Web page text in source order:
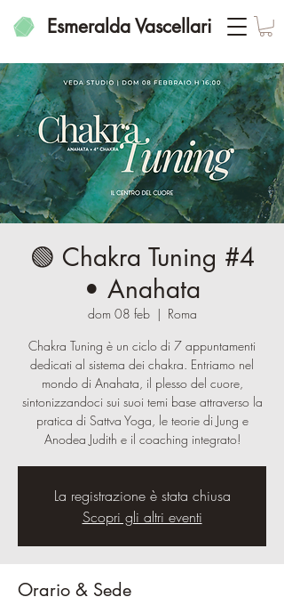
Esmeralda Vascellari
🟢 Chakra Tuning #4
• Anahata
dom 08 feb
  |
Roma
Chakra Tuning è un ciclo di 7 appuntamenti
dedicati al sistema dei chakra. Entriamo nel
mondo di Anahata, il plesso del cuore,
sintonizzandoci sui suoi temi base attraverso la
pratica di Sattva Yoga, le teorie di Jung e
Anodea Judith e il coaching integrato!
La registrazione è stata chiusa
Scopri gli altri eventi
Orario & Sede